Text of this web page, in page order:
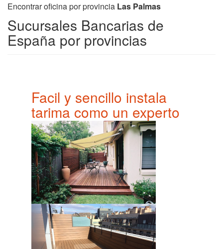
Encontrar oficina por provincia Las Palmas
Sucursales Bancarias de
España por provincias
Facil y sencillo instala
tarima como un experto